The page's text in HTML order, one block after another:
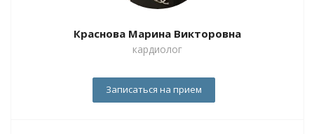
Краснова Марина Викторовна
кардиолог
Записаться на прием